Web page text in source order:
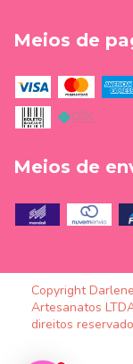
Meios de
Meios de
Copyright
Artesanatos
direitos